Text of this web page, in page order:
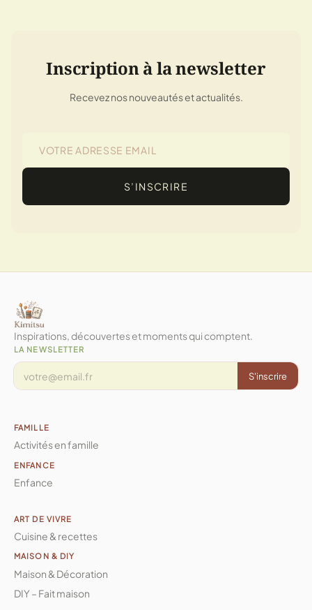
Inscription à la newsletter
Recevez nos nouveautés et actualités.
S’INSCRIRE
Inspirations, découvertes et moments qui comptent.
LA NEWSLETTER
S'inscrire
FAMILLE
Activités en famille
ENFANCE
Enfance
ART DE VIVRE
Cuisine & recettes
MAISON & DIY
Maison & Décoration
DIY – Fait maison